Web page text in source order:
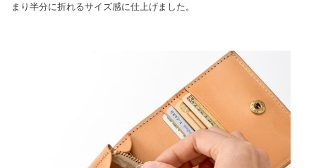
まり半分に折れるサイズ感に仕上げました。